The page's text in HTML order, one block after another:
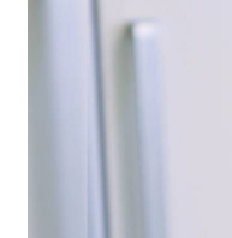
obor kuchař-číšník.